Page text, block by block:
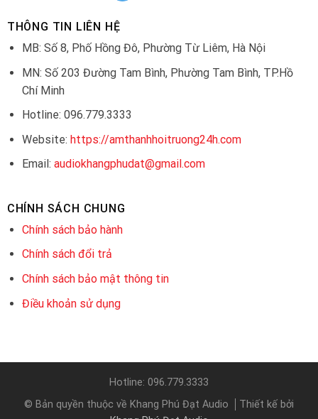
THÔNG TIN LIÊN HỆ
MB: Số 8, Phố Hồng Đô, Phường Từ Liêm, Hà Nội
MN: Số 203 Đường Tam Bình, Phường Tam Bình, TP.Hồ
Chí Minh
Hotline: 096.779.3333
Website: https://amthanhhoitruong24h.com
Email: audiokhangphudat@gmail.com
CHÍNH SÁCH CHUNG
Chính sách bảo hành
Chính sách đổi trả
Chính sách bảo mật thông tin
Điều khoản sử dụng
Hotline: 096.779.3333
© Bản quyền thuộc về Khang Phú Đạt Audio
Thiết kế bởi